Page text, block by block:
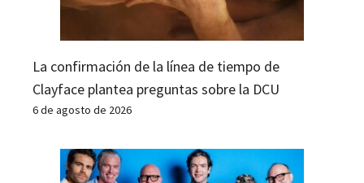
La confirmación de la línea de tiempo de
Clayface plantea preguntas sobre la DCU
6 de agosto de 2026